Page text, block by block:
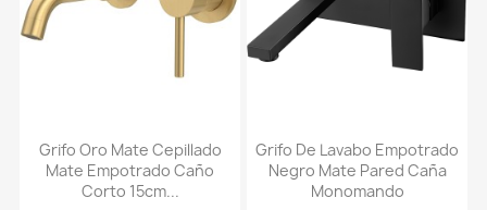
Grifo Oro Mate Cepillado
Mate Empotrado Caño
Corto 15cm...
Grifo De Lavabo Empotrado
Negro Mate Pared Caña
Monomando